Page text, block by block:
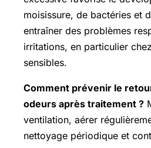
moisissure, de bactéries et
entraîner des problèmes
irritations, en particulier
sensibles.
Comment prévenir le
odeurs après traitement ?
ventilation, aérer
nettoyage périodique et